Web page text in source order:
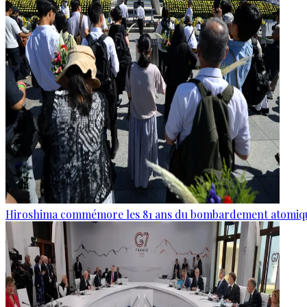
Hiroshima commémore les 81 ans du bombardement